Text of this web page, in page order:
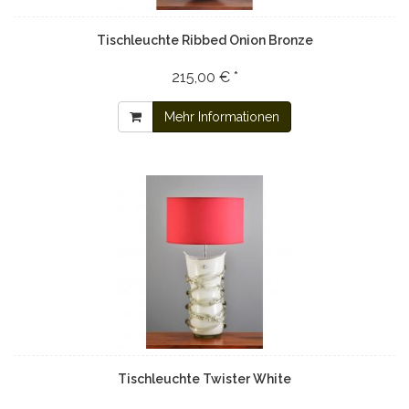
Tischleuchte Ribbed Onion Bronze
215,00 € *
Mehr Informationen
Tischleuchte Twister White